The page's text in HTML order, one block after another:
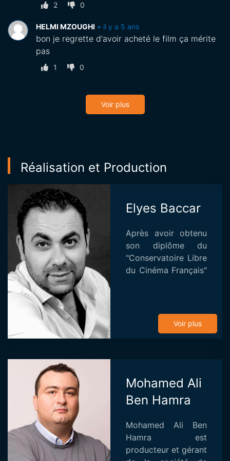
2 0
HELMI MZOUGHI • il y a 5 ans
bon je regrette d'avoir acheté le film ça mérite
pas
1 0
Voir plus
Réalisation et Production
Elyes Baccar
Après avoir obtenu
son diplôme du
"Conservatoire Libre
du Cinéma Français"
comme assistant
réalisateur sur
Voir plus
Mohamed Ali
Ben Hamra
Mohamed Ali Ben
Hamra est
producteur et gérant